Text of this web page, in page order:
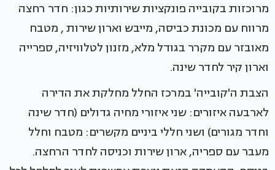
מרוכזות בקובייה פונקציות שירותיות כגון: חדר רחצה
מרווח עם מכונת כביסה, מייבש וארון שירות , מטבח
מאובזר עם מקרר בגודל מלא, מזנון לטלוויזיה, ספרייה
וארון קיר לחדר שינה.
הצבת ה'קובייה' במרכז החלל מחלקת את הדירה
לארבעה איזורים: שני איזורי מחיה גדולים (חדר שינה
וחדר מגורים) ושני חללי ביניים מקשרים: מטבח וחלל
מעבר עם ספריה, ארון שירות וכניסה לחדר הרחצה.